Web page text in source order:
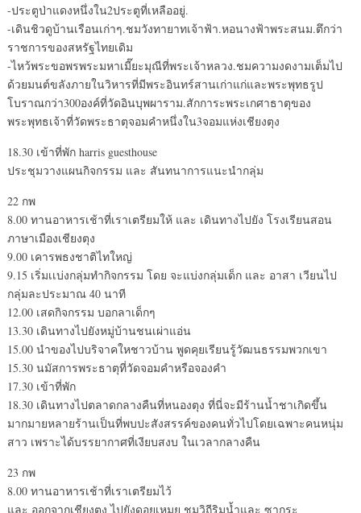
-ประตูป่าแดงหนึ่งใน2ประตูที่เหลืออยู่.
-เดินชิวดูบ้านเรือนเก่าๆ.ชมวังทายาทเจ้าฟ้า.หอนางฟ้าพระสนม.ตึกว่า
ราชการของสหรัฐไทยเดิม
-ไหว้พระขอพรพระมหาเมี๊ยะมุณีที่พระเจ้าหลวง.ชมความงดงามเต็มไป
ด้วยมนต์ขลังภายในวิหารที่มีพระอินทร์สานเก่าแก่และพระพุทธรูป
โบราณกว่า300องค์ที่วัดอินบุพผาราม.สักการะพระเกศาธาตุของ
พระพุทธเจ้าที่วัดพระธาตุจอมคำหนึ่งใน3จอมแห่งเชียงตุง
18.30 เข้าที่พัก harris guesthouse
ประชุมวางแผนกิจกรรม และ สันทนาการแนะนำกลุ่ม
22 กพ
8.00 ทานอาหารเช้าที่เราเตรียมให้ และ เดินทางไปยัง โรงเรียนสอน
ภาษาเมืองเชียงตุง
9.00 เคารพธงชาติไทใหญ่
9.15 เริ่มเเบ่งกลุ่มทำกิจกรรม โดย จะแบ่งกลุ่มเด็ก และ อาสา เวียนไป
กลุ่มละประมาณ 40 นาที
12.00 เสดกิจกรรม บอกลาเด็กๆ
13.30 เดินทางไปยังหมู่บ้านชนเผ่าแอ่น
15.00 นำของไปบริจาคใหชาวบ้าน พูดคุยเรียนรู้วัฒนธรรมพวกเขา
15.30 นมัสการพระธาตุที่วัดจอมคำหรือจองคำ
17.30 เข้าที่พัก
18.30 เดินทางไปตลาดกลางคืนที่หนองตุง ที่นี่จะมีร้านน้ำชาเกิดขึ้น
มากมายหลายร้านเป็นที่พบปะสังสรรค์ของคนทั่วไปโดยเฉพาะคนหนุ่ม
สาว เพราะได้บรรยากาศที่เงียบสงบ ในเวลากลางคืน
23 กพ
8.00 ทานอาหารเช้าที่เราเตรียมไว้
และ ออกจากเชียงตุง ไปยังดอยเหมย ชมวิถีริมน้ำและ ซากุระ